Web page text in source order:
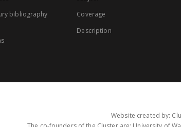
bibliography
Coverage
Description
Website created by: